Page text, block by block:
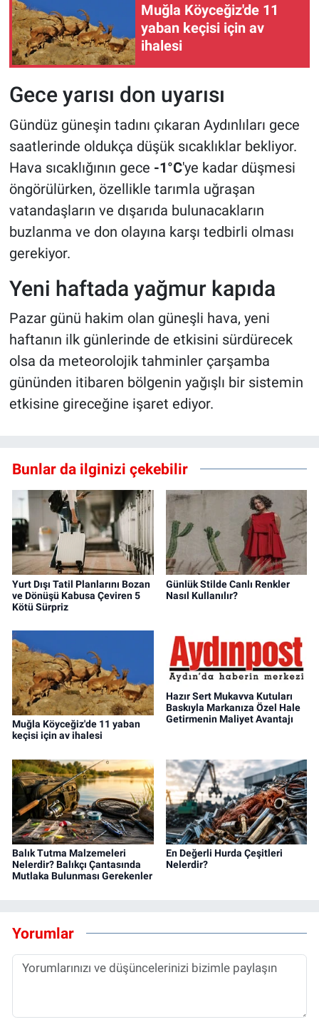
Muğla Köyceğiz'de 11
yaban keçisi için av
ihalesi
Gece yarısı don uyarısı
Gündüz güneşin tadını çıkaran Aydınlıları gece
saatlerinde oldukça düşük sıcaklıklar bekliyor.
Hava sıcaklığının gece -1°C'ye kadar düşmesi
öngörülürken, özellikle tarımla uğraşan
vatandaşların ve dışarıda bulunacakların
buzlanma ve don olayına karşı tedbirli olması
gerekiyor.
Yeni haftada yağmur kapıda
Pazar günü hakim olan güneşli hava, yeni
haftanın ilk günlerinde de etkisini sürdürecek
olsa da meteorolojik tahminler çarşamba
gününden itibaren bölgenin yağışlı bir sistemin
etkisine gireceğine işaret ediyor.
Bunlar da ilginizi çekebilir
Yurt Dışı Tatil Planlarını Bozan
ve Dönüşü Kabusa Çeviren 5
Kötü Sürpriz
Günlük Stilde Canlı Renkler
Nasıl Kullanılır?
Muğla Köyceğiz'de 11 yaban
keçisi için av ihalesi
Hazır Sert Mukavva Kutuları
Baskıyla Markanıza Özel Hale
Getirmenin Maliyet Avantajı
Balık Tutma Malzemeleri
Nelerdir? Balıkçı Çantasında
Mutlaka Bulunması Gerekenler
En Değerli Hurda Çeşitleri
Nelerdir?
Yorumlar